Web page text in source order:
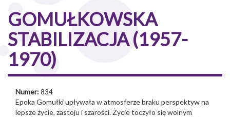
GOMUŁKOWSKA
STABILIZACJA (1957-
1970)
Numer:834
Epoka Gomułki upływała w atmosferze braku perspektyw na
lepsze życie, zastoju i szarości. Życie toczyło się wolnym